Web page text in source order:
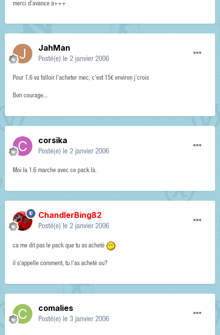
merci d'avance a+++
JahMan
Posté(e) le 2 janvier 2006
Pour 1.6 va falloir l'acheter mec, c'est 15€ environ j'crois
Bon courage...
corsika
Posté(e) le 2 janvier 2006
Moi la 1.6 marche avec ce pack là.
ChandlerBing82
Posté(e) le 2 janvier 2006
ca me dit pas le pack que tu as acheté
il s'appelle comment, tu l'as acheté ou?
comalies
Posté(e) le 3 janvier 2006